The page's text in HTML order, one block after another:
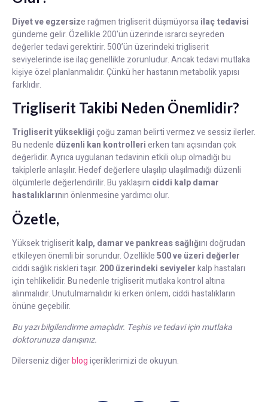
Diyet ve egzersize rağmen trigliserit düşmüyorsailaç tedavisi
gündeme gelir. Özellikle 200’ün üzerinde ısrarcı seyreden
değerler tedavi gerektirir. 500’ün üzerindeki trigliserit
seviyelerinde ise ilaç genellikle zorunludur. Ancak tedavi mutlaka
kişiye özel planlanmalıdır. Çünkü her hastanın metabolik yapısı
farklıdır.
Trigliserit Takibi Neden Önemlidir?
Trigliserit yüksekliğiçoğu zaman belirti vermez ve sessiz ilerler.
Bu nedenle düzenli kan kontrollerierken tanı açısından çok
değerlidir. Ayrıca uygulanan tedavinin etkili olup olmadığı bu
takiplerle anlaşılır. Hedef değerlere ulaşılıp ulaşılmadığı düzenli
ölçümlerle değerlendirilir. Bu yaklaşım ciddi kalp damar
hastalıklarının önlenmesine yardımcı olur.
Özetle,
Yüksek trigliseritkalp, damar ve pankreas sağlığını doğrudan
etkileyen önemli bir sorundur. Özellikle500 ve üzeri değerler
ciddi sağlık riskleri taşır. 200 üzerindeki seviyelerkalp hastaları
için tehlikelidir. Bu nedenle trigliserit mutlaka kontrol altına
alınmalıdır. Unutulmamalıdır ki erken önlem, ciddi hastalıkların
önüne geçebilir.
Bu yazı bilgilendirme amaçlıdır. Teşhis ve tedavi için mutlaka
doktorunuza danışınız.
Dilerseniz diğerblogiçeriklerimizi de okuyun.